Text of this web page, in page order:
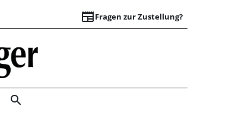
newspaperFragen zur Zustellung?
Braunschweig vor
search